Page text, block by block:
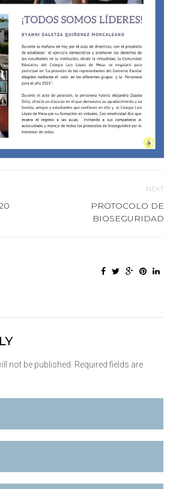
NEXT
PROTOCOLO DE
BIOSEGURIDAD
not be published. Required fields are